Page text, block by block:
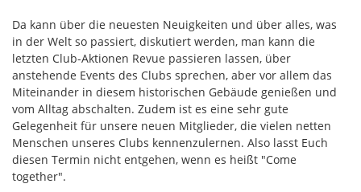
Da kann über die neuesten Neuigkeiten und über alles, was
in der Welt so passiert, diskutiert werden, man kann die
letzten Club-Aktionen Revue passieren lassen, über
anstehende Events des Clubs sprechen, aber vor allem das
Miteinander in diesem historischen Gebäude genießen und
vom Alltag abschalten. Zudem ist es eine sehr gute
Gelegenheit für unsere neuen Mitglieder, die vielen netten
Menschen unseres Clubs kennenzulernen. Also lasst Euch
diesen Termin nicht entgehen, wenn es heißt "Come
together".